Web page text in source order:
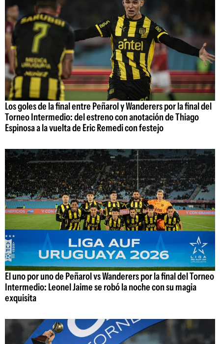
Los goles de la final entre Peñarol y Wanderers por la final del
Torneo Intermedio: del estreno con anotación de Thiago
Espinosa a la vuelta de Eric Remedi con festejo
El uno por uno de Peñarol vs Wanderers por la final del Torneo
Intermedio: Leonel Jaime se robó la noche con su magia
exquisita